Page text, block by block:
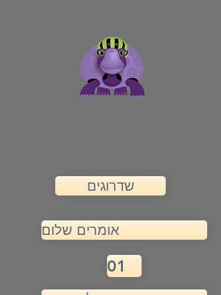
שדרוגים
אומרים שלום
01